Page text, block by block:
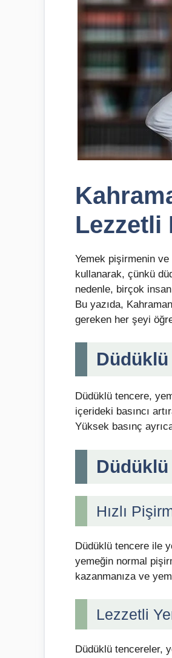
Lezzetli
Yemek pişirmenin
kullanarak, çünkü
nedenle, birçok
Bu yazıda,
gereken her şeyi
Düdüklü tencere,
içerideki basıncı
Yüksek basınç
Hızlı
Düdüklü tencere ile
yemeğin normal
kazanmanıza ve
Lezzetli
Düdüklü tencereler,